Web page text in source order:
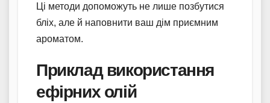
Ці методи допоможуть не лише позбутися
бліх, але й наповнити ваш дім приємним
ароматом.
Приклад використання
ефірних олій